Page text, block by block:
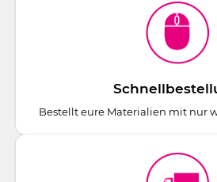
Bestellt eure Materialien mit nur